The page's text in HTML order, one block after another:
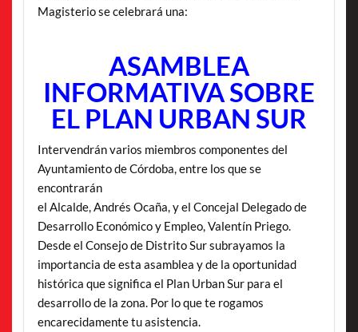
Magisterio se celebrará una:
ASAMBLEA
INFORMATIVA SOBRE
EL PLAN URBAN SUR
Intervendrán varios miembros componentes del
Ayuntamiento de Córdoba, entre los que se
encontrarán
el Alcalde, Andrés Ocaña, y el Concejal Delegado de
Desarrollo Económico y Empleo, Valentín Priego.
Desde el Consejo de Distrito Sur subrayamos la
importancia de esta asamblea y de la oportunidad
histórica que significa el Plan Urban Sur para el
desarrollo de la zona. Por lo que te rogamos
encarecidamente tu asistencia.